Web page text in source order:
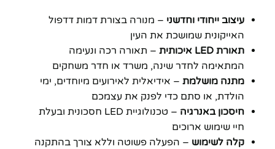
עיצוב ייחודי וחדשני – מנורה בצורת דמות דדפול
האייקונית שמושכת את העין
תאורת LED איכותית
– תאורה רכה ונעימה
המתאימה לחדר שינה, משרד או חדר משחקים
מתנה מושלמת – אידיאלית לאירועים מיוחדים, ימי
הולדת, או סתם כדי לפנק את עצמכם
חיסכון באנרגיה
– טכנולוגיית LED חסכונית ובעלת
חיי שימוש ארוכים
קלה לשימוש – הפעלה פשוטה וללא צורך בהתקנה